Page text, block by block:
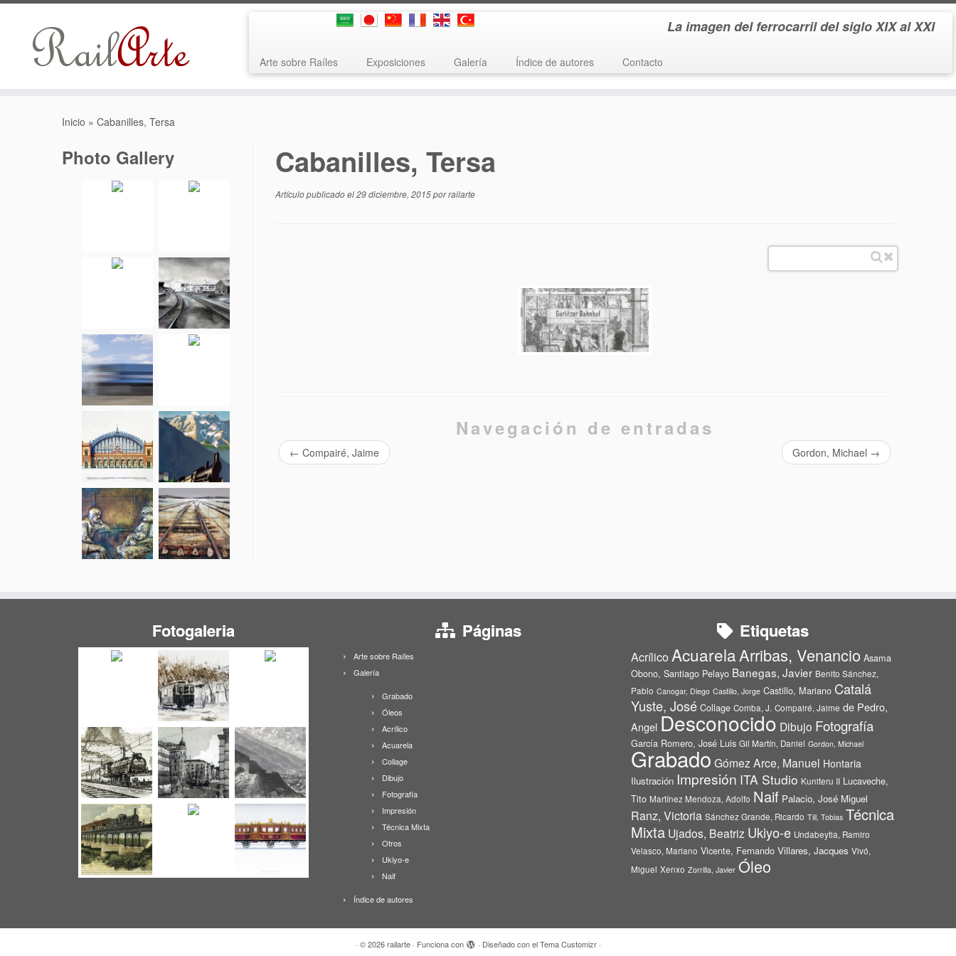
La imagen del ferrocarril del siglo XIX al XXI
Arte sobre Raíles Exposiciones Galería Índice de autores Contacto
Inicio » Cabanilles, Tersa
Photo Gallery Cabanilles, Tersa
Artículo publicado el29 diciembre, 2015porrailarte
Navegación de entradas
← Compairé, Jaime Gordon, Michael →
Fotogaleria Páginas
Arte sobre Raíles
Galería
Grabado
Óleos
Acrílico
Acuarela
Collage
Dibujo
Fotografía
Impresión
Técnica Mixta
Otros
Ukiyo-e
Naif
Índice de autores
Etiquetas
Acrílico AcuarelaArribas, Venancio Asama
Obono, Santiago Pelayo Banegas, Javier Benito Sánchez,
Pablo Canogar, Diego Castillo, Jorge Castillo, Mariano Catalá
Yuste, José Collage Comba, J. Compairé, Jaime de Pedro,
Angel Desconocido Dibujo Fotografía
García Romero, José Luis Gil Martín, Daniel Gordon, Michael
Grabado Gómez Arce, Manuel Hontaria
Ilustración Impresión ITA Studio Kuniteru II Lucaveche,
Tito Martínez Mendoza, Adolfo Naif Palacio, José Miguel
Ranz, Victoria Sánchez Grande, Ricardo Till, Tobias Técnica
Mixta Ujados, Beatriz Ukiyo-e Undabeytia, Ramiro
Velasco, Mariano Vicente, Fernando Villares, Jacques Vivó,
Miguel Xenxo Zorrilla, Javier Óleo
· © 2026 railarte· Funciona con · Diseñado con elTema Customizr·